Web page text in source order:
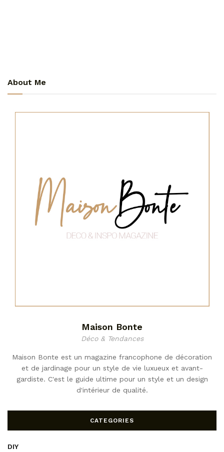
About Me
Maison Bonte
Déco & Tendances
Maison Bonte est un magazine francophone de décoration
et de jardinage pour un style de vie luxueux et avant-
gardiste. C'est le guide ultime pour un style et un design
d'intérieur de qualité.
CATEGORIES
DIY